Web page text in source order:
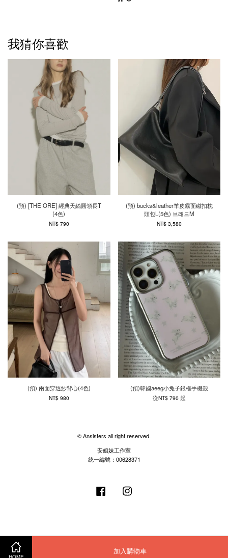
加入購物車
我猜你喜歡
(預) [THE ORE] 經典天絲圓領長T
(4色)
NT$ 790
(預) bucks&leather羊皮霧面磁扣枕
頭包L(5色) 브래드M
NT$ 3,580
(預) 兩面穿透紗背心(4色)
NT$ 980
(預)韓國aeeg小兔子銀框手機殼
從NT$ 790 起
© Ansisters all right reserved.
安姐妹工作室
統一編號：00628371
Facebook